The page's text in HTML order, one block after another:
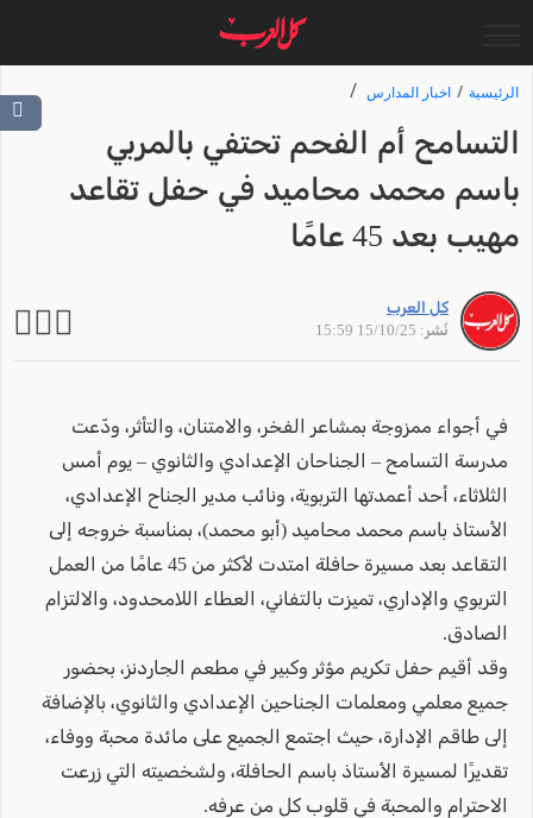
الرئيسية اخبار المدارس
التسامح أم الفحم تحتفي بالمربي
باسم محمد محاميد في حفل تقاعد
مهيب بعد 45 عامًا
كل العرب
نُشر: 15/10/25 15:59
في أجواء ممزوجة بمشاعر الفخر، والامتنان، والتأثر، ودّعت
مدرسة التسامح – الجناحان الإعدادي والثانوي – يوم أمس
الثلاثاء، أحد أعمدتها التربوية، ونائب مدير الجناح الإعدادي،
الأستاذ باسم محمد محاميد (أبو محمد)، بمناسبة خروجه إلى
التقاعد بعد مسيرة حافلة امتدت لأكثر من 45 عامًا من العمل
التربوي والإداري، تميزت بالتفاني، العطاء اللامحدود، والالتزام
الصادق.
وقد أقيم حفل تكريم مؤثر وكبير في مطعم الجاردنز، بحضور
جميع معلمي ومعلمات الجناحين الإعدادي والثانوي، بالإضافة
إلى طاقم الإدارة، حيث اجتمع الجميع على مائدة محبة ووفاء،
تقديرًا لمسيرة الأستاذ باسم الحافلة، ولشخصيته التي زرعت
الاحترام والمحبة في قلوب كل من عرفه.